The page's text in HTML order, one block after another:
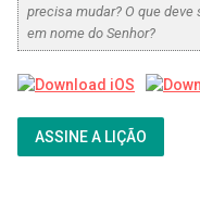
precisa mudar? O que
em nome do Senhor?
ASSINE A LIÇÃO